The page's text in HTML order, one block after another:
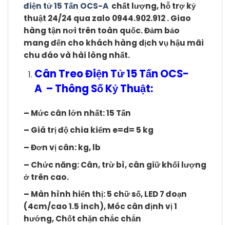
điện tử 15 Tấn OCS-A chất lượng, hỗ trợ kỷ
thuật 24/24 qua zalo 0944.902.912 . Giao
hàng tận nơi trên toàn quốc. Đảm bảo
mang đến cho khách hàng dịch vụ hậu mãi
chu đáo và hài lòng nhất.
Cân Treo Điện Tử 15 Tấn OCS-
A – Thông Số Kỷ Thuật:
– Mức cân lớn nhất:15 Tấn
– Giá trị độ chia kiểm e=d= 5 kg
–Đơn vị cân: kg, lb
– Chức năng: Cân, trừ bì, cân giữ khối lượng
ở trên cao.
– Màn hình hiển thị: 5 chữ số, LED 7 đoạn
(4cm/cao 1.5 inch), Móc cân định vị 1
hướng, Chốt chặn chắc chắn